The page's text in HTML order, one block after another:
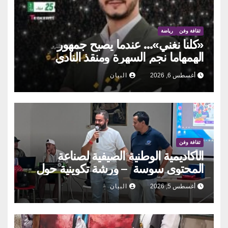
ثقافة وفن رياضة
«كلنا نغني»… عندما يصبح جمهور
الهمهاما نجم السهرة ومنقذ النادي
أغسطس 6, 2026 البيان
ثقافة وفن
الأكاديمية الوطنية الصيفية لصناعة
المحتوى سوسة – ورشة تكوينية حول
الحوكمة التشاركية
أغسطس 5, 2026 البيان